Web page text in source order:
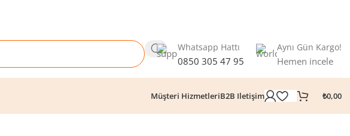
Whatsapp Hattı
0850 305 47 95
Aynı Gün Kargo!
Hemen incele
Müşteri HizmetleriB2B Iletişim ₺0,00